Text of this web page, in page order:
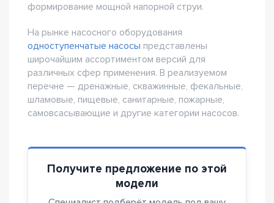
формирование мощной напорной струи.
На рынке насосного оборудования
одноступенчатые насосы представлены
широчайшим ассортиментом версий для
различных сфер применения. В реализуемом
перечне — дренажные, скважинные, фекальные,
шламовые, пищевые, санитарные, пожарные,
самовсасывающие и другие категории насосов.
Получите предложение по этой
модели